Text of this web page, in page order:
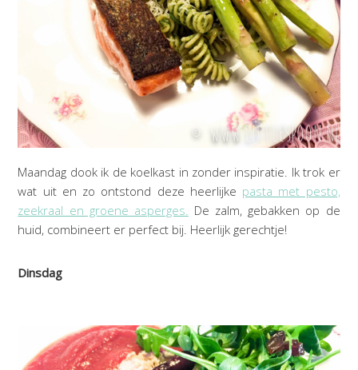
Maandag dook ik de koelkast in zonder inspiratie. Ik trok er
wat uit en zo ontstond deze heerlijke pasta met pesto,
zeekraal en groene asperges.
De zalm, gebakken op de
huid, combineert er perfect bij. Heerlijk gerechtje!
Dinsdag